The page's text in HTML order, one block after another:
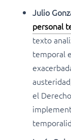
Julio
personal
texto
temporal
el